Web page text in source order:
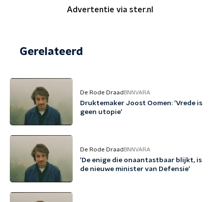
Advertentie via ster.nl
Gerelateerd
De Rode Draad BNNVARA
Druktemaker Joost Oomen: 'Vrede is
geen utopie'
De Rode Draad BNNVARA
'De enige die onaantastbaar blijkt, is
de nieuwe minister van Defensie'